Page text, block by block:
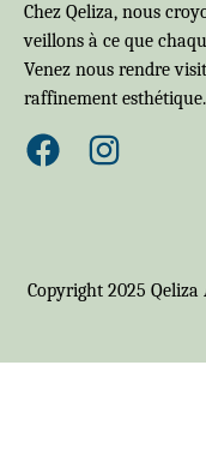
Chez Qeliza, nous
veillons à ce que
Venez nous rendre
raffinement esthétique.
Copyright 2025